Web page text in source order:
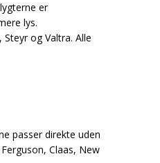
er
lys.
og Valtra. Alle
passer direkte uden
Claas, New